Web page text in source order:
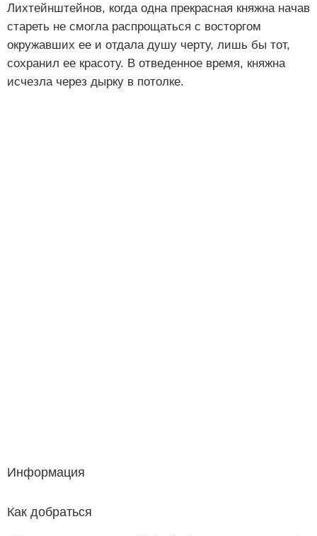
Лихтейнштейнов, когда одна прекрасная княжна начав
стареть не смогла распрощаться с восторгом
окружавших ее и отдала душу черту, лишь бы тот,
сохранил ее красоту. В отведенное время, княжна
исчезла через дырку в потолке.
Информация
Как добраться